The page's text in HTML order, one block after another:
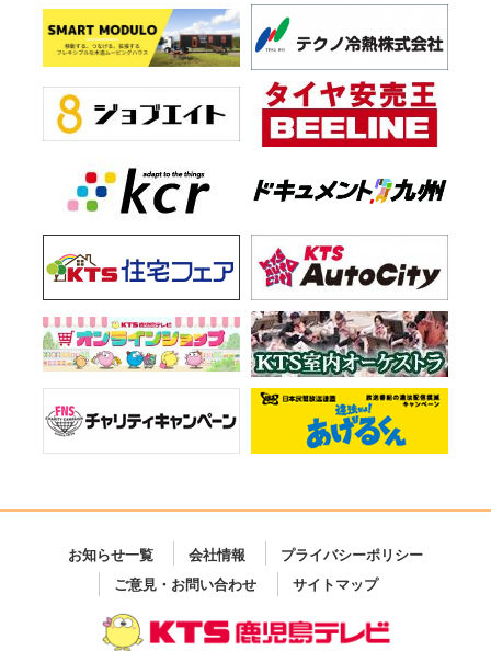
お知らせ一覧 会社情報
プライバシーポリシー
ご意見・お問い合わせ
サイトマップ